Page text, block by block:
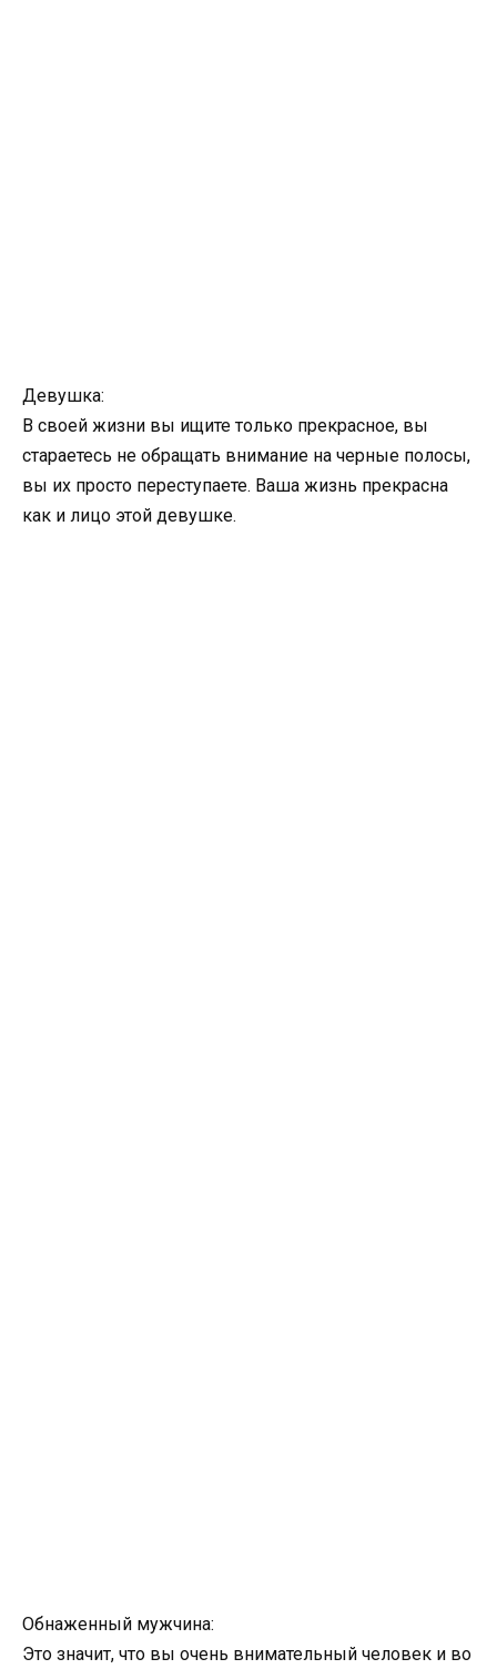
Девушка:
В своей жизни вы ищите только прекрасное, вы
стараетесь не обращать внимание на черные полосы,
вы их просто переступаете. Ваша жизнь прекрасна
как и лицо этой девушке.
Обнаженный мужчина:
Это значит, что вы очень внимательный человек и во